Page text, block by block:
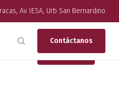
Av IESA, Urb San Bernardino
Contáctanos
In Company